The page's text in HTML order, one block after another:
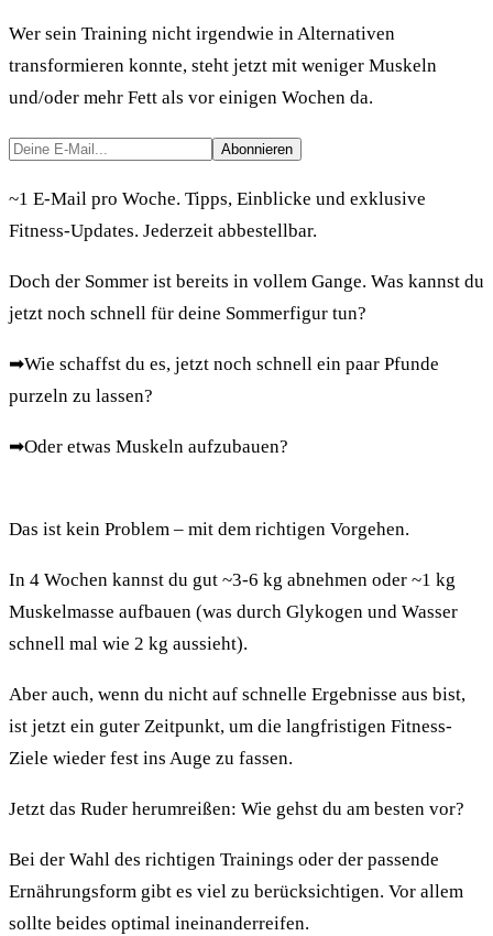
Wer sein Training nicht irgendwie in Alternativen
transformieren konnte, steht jetzt mit weniger Muskeln
und/oder mehr Fett als vor einigen Wochen da.
Abonnieren
~1 E-Mail pro Woche. Tipps, Einblicke und exklusive
Fitness-Updates. Jederzeit abbestellbar.
Doch der Sommer ist bereits in vollem Gange. Was kannst du
jetzt noch schnell für deine Sommerfigur tun?
➡Wie schaffst du es, jetzt noch schnell ein paar Pfunde
purzeln zu lassen?
➡Oder etwas Muskeln aufzubauen?
Das ist kein Problem – mit dem richtigen Vorgehen.
In 4 Wochen kannst du gut ~3-6 kg abnehmen oder ~1 kg
Muskelmasse aufbauen (was durch Glykogen und Wasser
schnell mal wie 2 kg aussieht).
Aber auch, wenn du nicht auf schnelle Ergebnisse aus bist,
ist jetzt ein guter Zeitpunkt, um die langfristigen Fitness-
Ziele wieder fest ins Auge zu fassen.
Jetzt das Ruder herumreißen: Wie gehst du am besten vor?
Bei der Wahl des richtigen Trainings oder der passende
Ernährungsform gibt es viel zu berücksichtigen. Vor allem
sollte beides optimal ineinanderreifen.